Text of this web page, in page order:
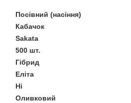
Посівний (насіння)
Кабачок
Sakata
500 шт.
Гібрид
Еліта
Ні
Оливковий